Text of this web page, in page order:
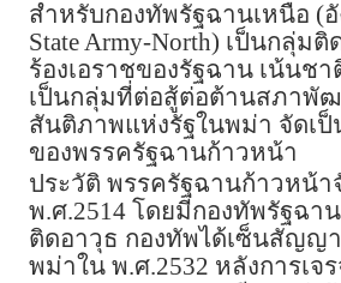
สำหรับกองทัพรัฐฉานเหนือ (อั
State Army-North) เป็นกลุ่มติ
ร้องเอราชของรัฐฉาน เน้นช
เป็นกลุ่มที่ต่อสู้ต่อต้านสภาพั
สันติภาพแห่งรัฐในพม่า จัดเ
ของพรรครัฐฉานก้าวหน้า
ประวัติ พรรครัฐฉานก้าวหน้
พ.ศ.2514 โดยมีกองทัพรัฐฉา
ติดอาวุธ กองทัพได้เซ็นสัญญ
พม่าใน พ.ศ.2532 หลังการเ